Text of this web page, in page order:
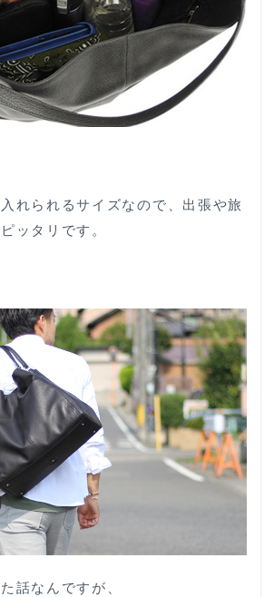
れられるサイズなので、出張や旅
ッタリです。
話なんですが、